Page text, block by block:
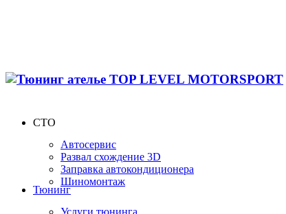
СТО
Автосервис
Развал схождение 3D
Заправка автокондиционера
Шиномонтаж
Тюнинг